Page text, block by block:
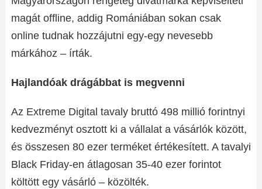
magát offline, addig Romániában sokan csak
online tudnak hozzájutni egy-egy nevesebb
márkához – írták.
Hajlandóak drágábbat is megvenni
Az Extreme Digital tavaly bruttó 498 millió forintnyi
kedvezményt osztott ki a vállalat a vásárlók között,
és összesen 80 ezer terméket értékesített. A tavalyi
Black Friday-en átlagosan 35-40 ezer forintot
költött egy vásárló – közölték.